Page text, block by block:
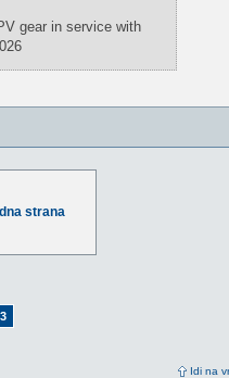
strana
Idi na
gear in service with